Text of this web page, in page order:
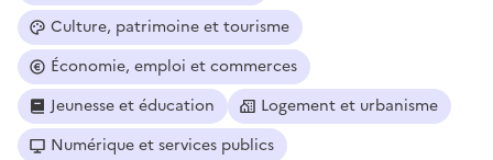
Culture, patrimoine et tourisme
Économie, emploi et commerces
Jeunesse et éducation
Logement et urbanisme
Numérique et services publics